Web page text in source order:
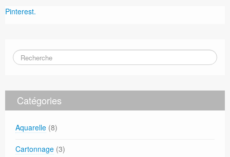
Pinterest.
Catégories
Aquarelle (8)
Cartonnage (3)